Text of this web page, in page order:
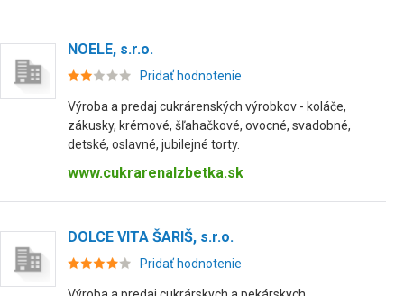
NOELE, s.r.o.
Pridať hodnotenie
Výroba a predaj cukrárenských výrobkov - koláče,
zákusky, krémové, šľahačkové, ovocné, svadobné,
detské, oslavné, jubilejné torty.
www.cukrarenalzbetka.sk
DOLCE VITA ŠARIŠ, s.r.o.
Pridať hodnotenie